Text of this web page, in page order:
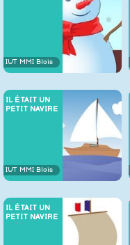
IUT MMI Blois
IL ÉTAIT UN
PETIT NAVIRE
IUT MMI Blois
IL ÉTAIT UN
PETIT NAVIRE